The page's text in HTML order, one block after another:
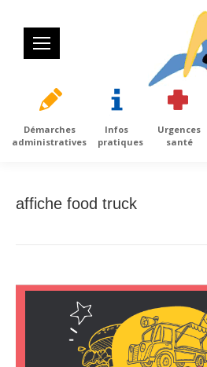
Démarches
administratives
Infos
pratiques
Urgences
santé
affiche food truck